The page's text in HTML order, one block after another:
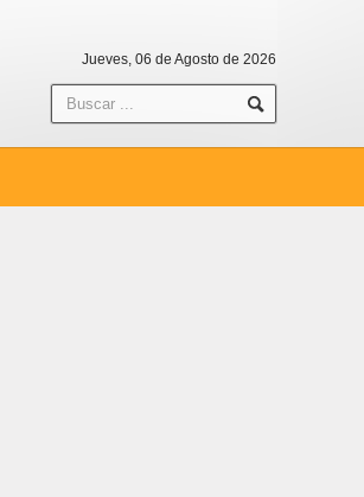
Jueves, 06 de Agosto de 2026